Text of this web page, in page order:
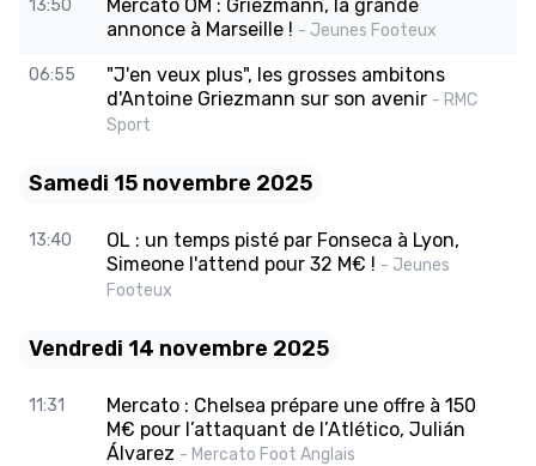
13:50
Mercato OM : Griezmann, la grande
annonce à Marseille ! - Jeunes Footeux
06:55
"J'en veux plus", les grosses ambitons
d'Antoine Griezmann sur son avenir - RMC
Sport
Samedi 15 novembre 2025
13:40
OL : un temps pisté par Fonseca à Lyon,
Simeone l'attend pour 32 M€ ! - Jeunes
Footeux
Vendredi 14 novembre 2025
11:31
Mercato : Chelsea prépare une offre à 150
M€ pour l’attaquant de l’Atlético, Julián
Álvarez - Mercato Foot Anglais